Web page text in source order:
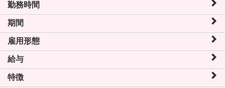
勤務時間
期間
雇用形態
給与
特徴